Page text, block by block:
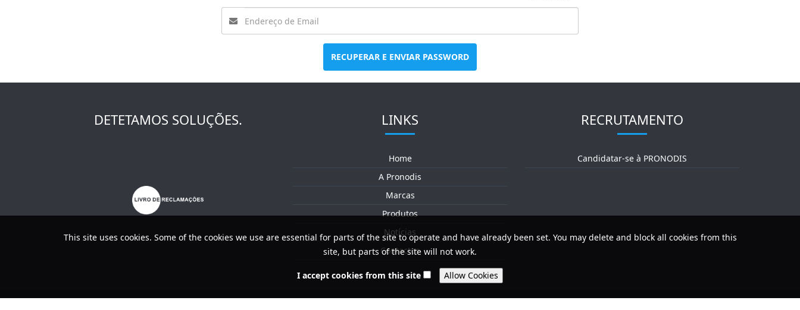
RECUPERAR E ENVIAR PASSWORD
DETETAMOS SOLUÇÕES. LINKS
Home
A Pronodis
Marcas
Produtos
Notícias
Contactos
RECRUTAMENTO
Candidatar-se à PRONODIS
This site uses cookies. Some of the cookies we use are essential for parts of the site to operate and have already been set. You may delete and block all cookies from this
site, but parts of the site will not work.
I accept cookies from this site